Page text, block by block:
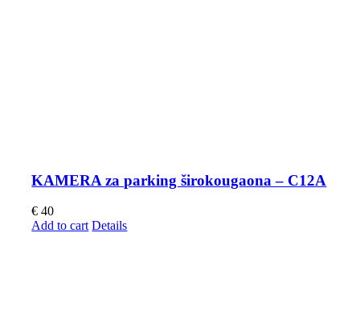
KAMERA za parking širokougaona – C12A
€ 40
Add to cart Details